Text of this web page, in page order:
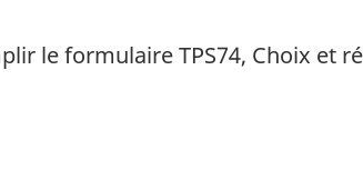
le formulaire TPS74, Choix et